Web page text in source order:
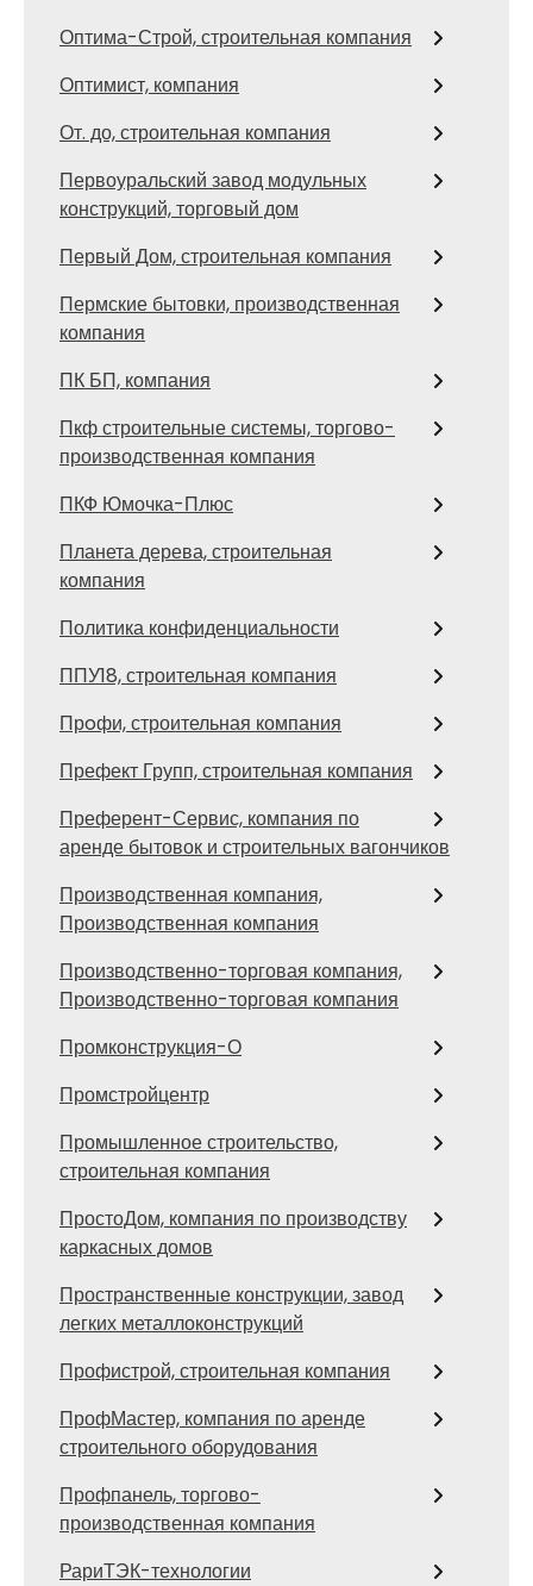
Оптима-Строй, строительная компания
Оптимист, компания
От. до, строительная компания
Первоуральский завод модульных
конструкций, торговый дом
Первый Дом, строительная компания
Пермские бытовки, производственная
компания
ПК БП, компания
Пкф строительные системы, торгово-
производственная компания
ПКФ Юмочка-Плюс
Планета дерева, строительная
компания
Политика конфиденциальности
ППУ18, строительная компания
Прoфи, строительная компания
Префект Групп, строительная компания
Преферент-Сервис, компания по
аренде бытовок и строительных вагончиков
Производственная компания,
Производственная компания
Производственно-торговая компания,
Производственно-торговая компания
Промконструкция-О
Промстройцентр
Промышленное строительство,
строительная компания
ПростоДом, компания по производству
каркасных домов
Пространственные конструкции, завод
легких металлоконструкций
Профистрой, строительная компания
ПрофМастер, компания по аренде
строительного оборудования
Профпанель, торгово-
производственная компания
РариТЭК-технологии